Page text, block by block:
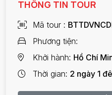
THÔNG TIN TOUR
Mã tour
Phương tiện
Khởi hành Hồ Chí
Thời gian 2 ngày 1